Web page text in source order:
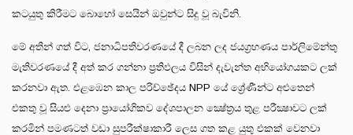
කටයුතු කිරීමට බොහෝ සෙයින් ඔවුන්ට සිදු වූ බැවිනි.
මේ අතින් ගත් විට, ජනාධිපතිවරණයේ දී ලබන ලද ජයග්‍රහණය පාර්ලිමේන්තු
මැතිවරණයේ දී අත් කර ගන්නා ප්‍රතිඵලය විසින් දැවැන්ත අභියෝගයකට ලක්
කරනවා ඇත. එළඹෙන කාල පරිච්ඡේදය NPP යේ ශ්‍රේණීන්ට අළුතෙන්
එකතු වූ සියළු දෙනා ප්‍රායෝගිකව දේශපාලන ක්‍ෂේත්‍රය තුළ පරීක්‍ෂාවට ලක්
කරමින් පමණටත් වඩා සුපරීක්ෂාකාරී ලෙස ගත කළ යුතු එකක් වෙනවා